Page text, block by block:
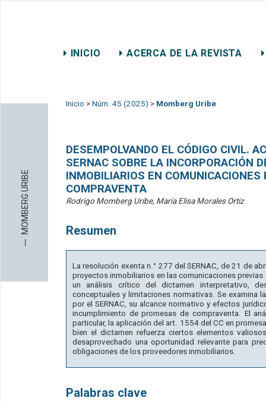
INICIO ACERCA DE LA REVISTA
─
MOMBERG URIBE
Inicio > Núm. 45 (2025) > Momberg Uribe
DESEMPOLVANDO EL CÓDIGO CIVIL.
SERNAC SOBRE LA INCORPORACIÓN
INMOBILIARIOS EN
COMPRAVENTA
Rodrigo Momberg Uribe, María Elisa Morales Ortiz
Resumen
La resolución exenta n.° 277 del SERNAC, de 21 de
proyectos inmobiliarios en las comunicaciones
un análisis crítico del dictamen interpretativo,
conceptuales y limitaciones normativas. Se examina
por el SERNAC, su alcance normativo y efectos
incumplimiento de promesas de compraventa. El
particular, la aplicación del art. 1554 del CC en
bien el dictamen refuerza ciertos elementos
desaprovechado una oportunidad relevante para
obligaciones de los proveedores inmobiliarios.
Palabras clave